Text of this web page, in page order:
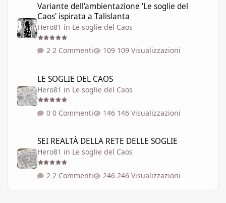
Variante dell'ambientazione 'Le soglie del
Caos' ispirata a Talislanta
Hero81 in Le soglie del Caos
2 Commenti 109 Visualizzazioni
LE SOGLIE DEL CAOS
Hero81 in Le soglie del Caos
0 Commenti 146 Visualizzazioni
SEI REALTÀ DELLA RETE DELLE SOGLIE
Hero81 in Le soglie del Caos
2 Commenti 246 Visualizzazioni